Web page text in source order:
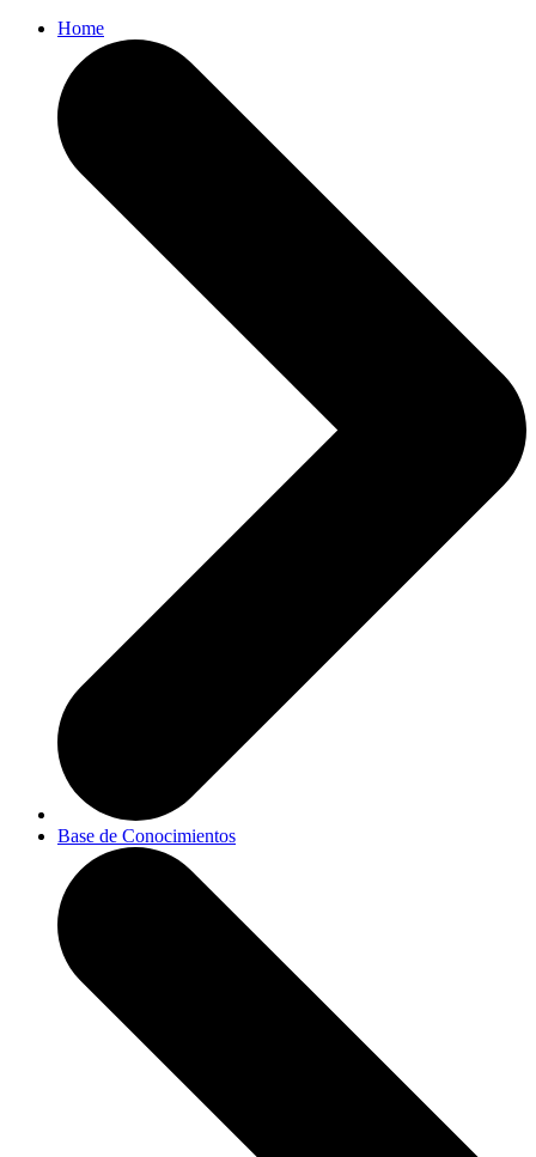
Home
Base de Conocimientos